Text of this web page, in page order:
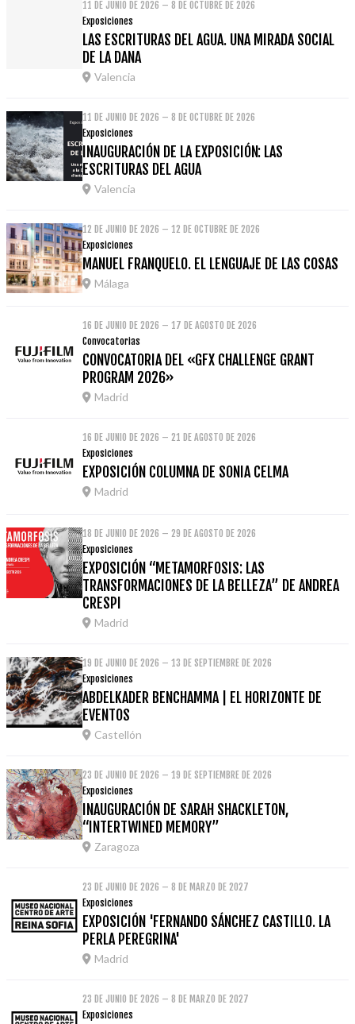
11 DE JUNIO DE 2026 – 8 DE OCTUBRE DE 2026
Exposiciones
LAS ESCRITURAS DEL AGUA. UNA MIRADA SOCIAL
DE LA DANA
Valencia
11 DE JUNIO DE 2026 – 8 DE OCTUBRE DE 2026
Exposiciones
INAUGURACIÓN DE LA EXPOSICIÓN: LAS
ESCRITURAS DEL AGUA
Valencia
12 DE JUNIO DE 2026 – 12 DE OCTUBRE DE 2026
Exposiciones
MANUEL FRANQUELO. EL LENGUAJE DE LAS COSAS
Málaga
16 DE JUNIO DE 2026 – 17 DE AGOSTO DE 2026
Convocatorias
CONVOCATORIA DEL «GFX CHALLENGE GRANT
PROGRAM 2026»
Madrid
16 DE JUNIO DE 2026 – 21 DE AGOSTO DE 2026
Exposiciones
EXPOSICIÓN COLUMNA DE SONIA CELMA
Madrid
18 DE JUNIO DE 2026 – 29 DE AGOSTO DE 2026
Exposiciones
EXPOSICIÓN “METAMORFOSIS: LAS
TRANSFORMACIONES DE LA BELLEZA” DE ANDREA
CRESPI
Madrid
19 DE JUNIO DE 2026 – 13 DE SEPTIEMBRE DE 2026
Exposiciones
ABDELKADER BENCHAMMA | EL HORIZONTE DE
EVENTOS
Castellón
23 DE JUNIO DE 2026 – 19 DE SEPTIEMBRE DE 2026
Exposiciones
INAUGURACIÓN DE SARAH SHACKLETON,
“INTERTWINED MEMORY”
Zaragoza
23 DE JUNIO DE 2026 – 8 DE MARZO DE 2027
Exposiciones
EXPOSICIÓN 'FERNANDO SÁNCHEZ CASTILLO. LA
PERLA PEREGRINA'
Madrid
23 DE JUNIO DE 2026 – 8 DE MARZO DE 2027
Exposiciones